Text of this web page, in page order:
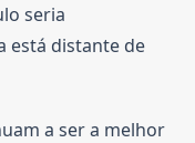
seria
está distante de
a ser a melhor